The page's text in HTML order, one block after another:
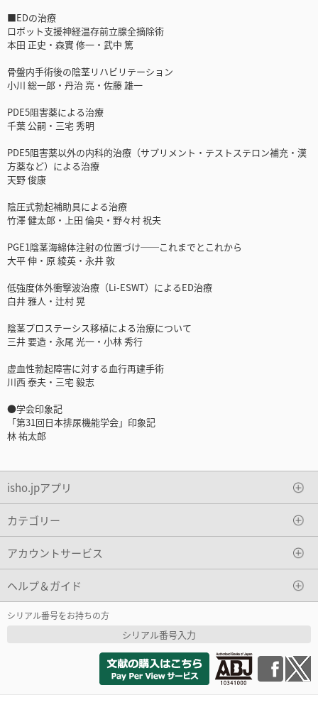
■EDの治療
ロボット支援神経温存前立腺全摘除術
本田 正史・森實 修一・武中 篤
骨盤内手術後の陰茎リハビリテーション
小川 総一郎・丹治 亮・佐藤 雄一
PDE5阻害薬による治療
千葉 公嗣・三宅 秀明
PDE5阻害薬以外の内科的治療（サプリメント・テストステロン補充・漢
方薬など）による治療
天野 俊康
陰圧式勃起補助具による治療
竹澤 健太郎・上田 倫央・野々村 祝夫
PGE1陰茎海綿体注射の位置づけ──これまでとこれから
大平 伸・原 綾英・永井 敦
低強度体外衝撃波治療（Li-ESWT）によるED治療
白井 雅人・辻村 晃
陰茎プロステーシス移植による治療について
三井 要造・永尾 光一・小林 秀行
虚血性勃起障害に対する血行再建手術
川西 泰夫・三宅 毅志
●学会印象記
「第31回日本排尿機能学会」印象記
林 祐太郎
isho.jpアプリ
カテゴリー
アカウントサービス
ヘルプ＆ガイド
シリアル番号をお持ちの方
シリアル番号入力